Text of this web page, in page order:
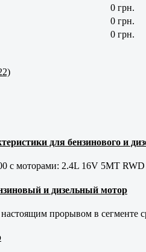
0 грн.
0 грн.
0 грн.
для бензинового и
с моторами: 2.4L 16V 5MT
и дизельный мотор
прорывом в сегменте